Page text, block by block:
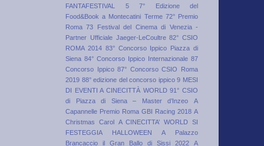
FANTAFESTIVAL
5
7° Edizione del
Food&Book a Montecatini Terme 72° Premio
Roma 73 Festival del Cinema di Venezia -
Partner Ufficiale Jaeger-LeCoultre 82° CSIO
ROMA 2014 83° Concorso Ippico Piazza di
Siena 84° Concorso Ippico Internazionale 87
Concorso Ippico 87° Concorso CSIO Roma
2019 88° edizione del concorso ippico 9 MESI
DI EVENTI A CINECITTÀ WORLD 91° CSIO
di Piazza di Siena – Master d’Inzeo
A
Capannelle Premio Roma GBI Racing 2018 A
Christmas Carol
A CINECITTA’ WORLD SI
FESTEGGIA HALLOWEEN
A Palazzo
Brancaccio il Gran Ballo di Sissi 2022
A